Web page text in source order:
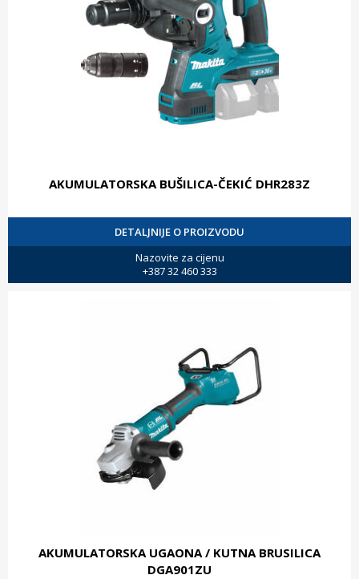
AKUMULATORSKA BUŠILICA-ČEKIĆ DHR283Z
DETALJNIJE O PROIZVODU
Nazovite za cijenu
+387 32 460 333
AKUMULATORSKA UGAONA / KUTNA BRUSILICA
DGA901ZU